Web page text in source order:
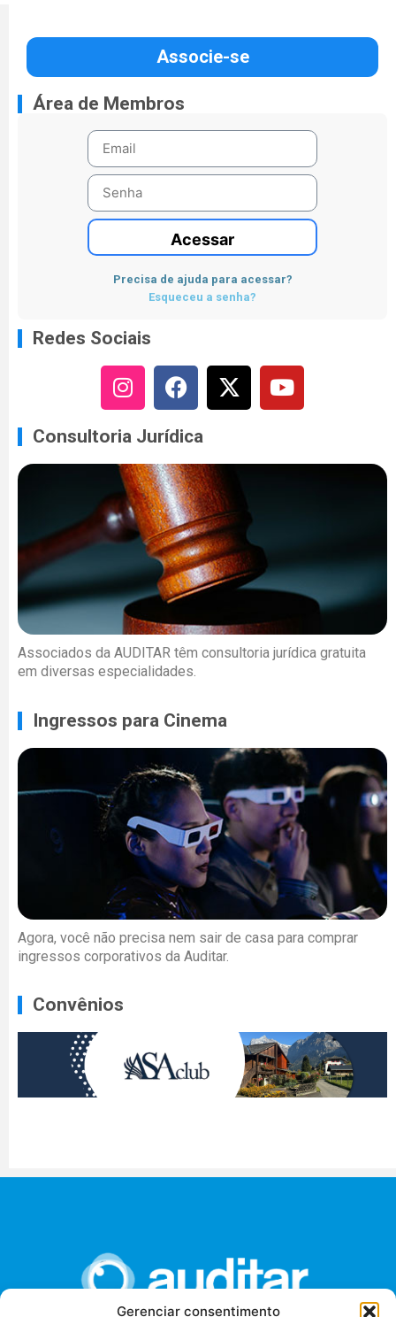
Gerenciar consentimento
Associe-se
Área de Membros
Acessar
Precisa de ajuda para acessar?
Esqueceu a senha?
Redes Sociais
Consultoria Jurídica
Associados da AUDITAR têm consultoria jurídica gratuita
em diversas especialidades.
Ingressos para Cinema
Agora, você não precisa nem sair de casa para comprar
ingressos corporativos da Auditar.
Convênios